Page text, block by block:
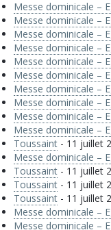
Messe dominicale –
Messe dominicale –
Messe dominicale –
Messe dominicale –
Messe dominicale –
Messe dominicale –
Messe dominicale –
Messe dominicale –
Messe dominicale –
Messe dominicale –
Toussaint - 11 juillet
Messe dominicale –
Toussaint - 11 juillet
Toussaint - 11 juillet
Toussaint - 11 juillet
Messe dominicale –
Messe dominicale –